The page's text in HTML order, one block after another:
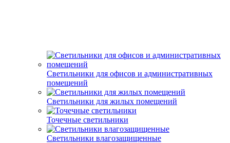
Светильники для офисов и административных
помещений
Светильники для жилых помещений
Точечные светильники
Светильники влагозащищенные